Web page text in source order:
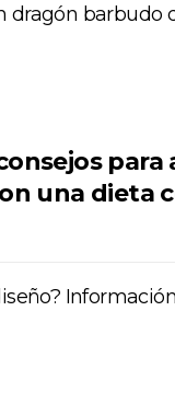
dragón barbudo
una dieta